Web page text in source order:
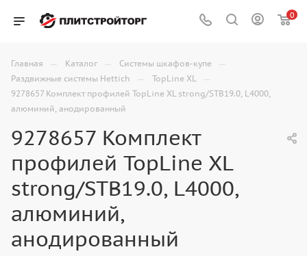
0
Главная — Каталог — Системы шкафов-купе —
Раздвижные системы Hettich — TopLine XL —
9278657 Комплект профилей TopLine XL strong/STB19.0, L4000,
алюминий, анодированный
9278657 Комплект
профилей TopLine XL
strong/STB19.0, L4000,
алюминий,
анодированный